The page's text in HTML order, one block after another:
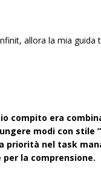
allora la mia guida
compito era
modi con stile
priorità nel task
la comprensione.